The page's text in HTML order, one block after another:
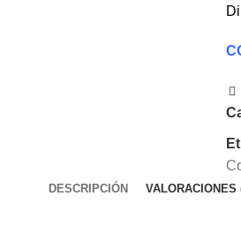
DESCRIPCIÓN VALORACIONES